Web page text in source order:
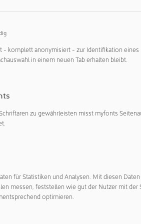
NEWSLETTER,
EXPERTEN VERZEICHNIS
Sie unseren monatlichen
Lassen Sie sich zusätzlich
wer die EXPERTEN im
- komplett anonymisiert - zur Identifikation eines
in einem neuen Tab erhalten bleibt.
zu gewährleisten misst myfonts
für Statistiken und Analysen. Mit diesen
messen, feststellen wie gut der Nutzer mit der
optimieren.